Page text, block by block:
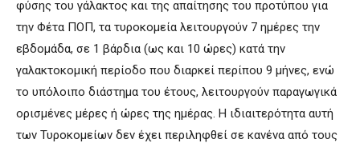
φύσης του γάλακτος και της απαίτησης του προτύπου για
την Φέτα ΠΟΠ, τα τυροκομεία λειτουργούν 7 ημέρες την
εβδομάδα, σε 1 βάρδια (ως και 10 ώρες) κατά την
γαλακτοκομική περίοδο που διαρκεί περίπου 9 μήνες, ενώ
το υπόλοιπο διάστημα του έτους, λειτουργούν παραγωγικά
ορισμένες μέρες ή ώρες της ημέρας. Η ιδιαιτερότητα αυτή
των Τυροκομείων δεν έχει περιληφθεί σε κανένα από τους